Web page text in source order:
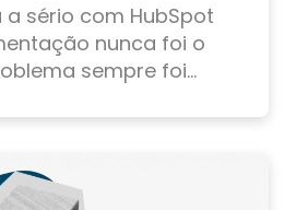
sério com HubSpot
nunca foi o
sempre foi...